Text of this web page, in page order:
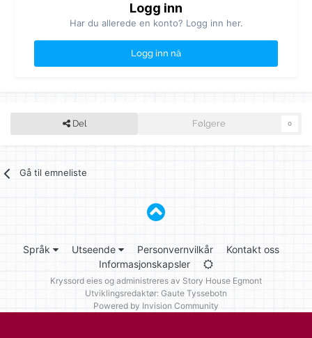
Logg inn
Har du allerede en konto? Logg inn her.
Logg inn nå
Del Følgere 0
Gå til emneliste
Språk Utseende Personvernvilkår
Kontakt oss
Informasjonskapsler
Kryssord eies og administreres av Story House Egmont
Utviklingsredaktør: Gaute Tyssebotn
Powered by Invision Community